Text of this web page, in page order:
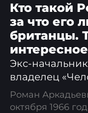
Кто такой
за что его
британцы.
интересное
Экс-
владелец
Роман
октября 1966